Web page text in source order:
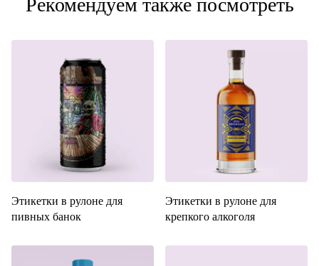
Рекомендуем также посмотреть
Этикетки в рулоне для
пивных банок
Этикетки в рулоне для
крепкого алкоголя